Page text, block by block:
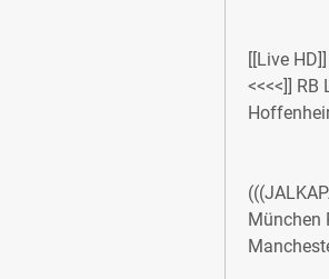
[[Live
<<<<]]
München